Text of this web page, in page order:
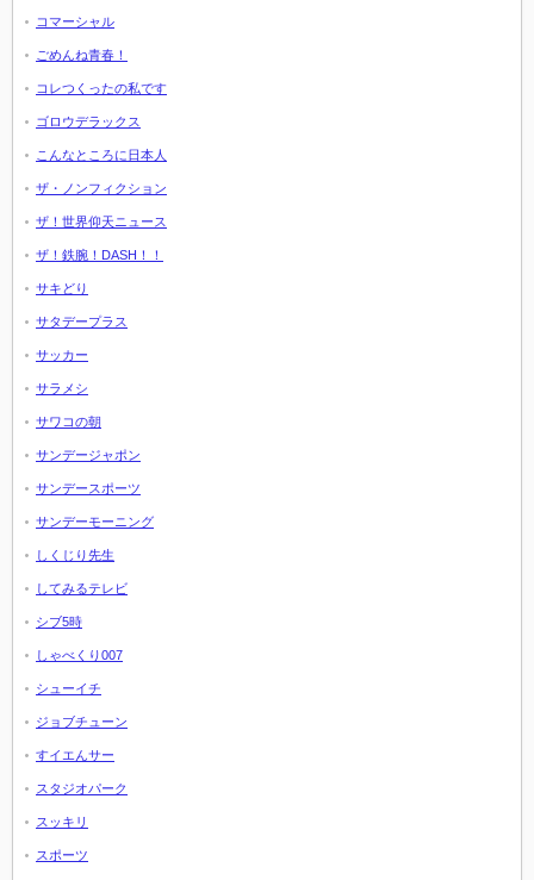
コマーシャル
ごめんね青春！
コレつくったの私です
ゴロウデラックス
こんなところに日本人
ザ・ノンフィクション
ザ！世界仰天ニュース
ザ！鉄腕！DASH！！
サキどり
サタデープラス
サッカー
サラメシ
サワコの朝
サンデージャポン
サンデースポーツ
サンデーモーニング
しくじり先生
してみるテレビ
シブ5時
しゃべくり007
シューイチ
ジョブチューン
すイエんサー
スタジオパーク
スッキリ
スポーツ